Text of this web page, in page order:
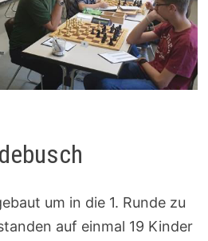
um in die 1. Runde zu
auf einmal 19 Kinder